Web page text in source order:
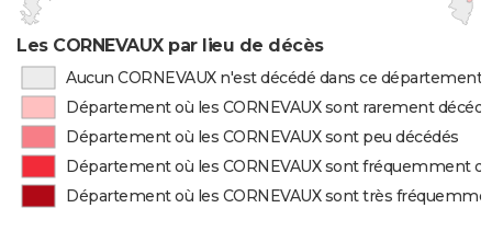
Les CORNEVAUX par lieu de décès
Aucun CORNEVAUX n'est décédé dans ce département
Département où les CORNEVAUX sont rarement
Département où les CORNEVAUX sont peu décédés
Département où les CORNEVAUX sont fréquemment
Département où les CORNEVAUX sont très